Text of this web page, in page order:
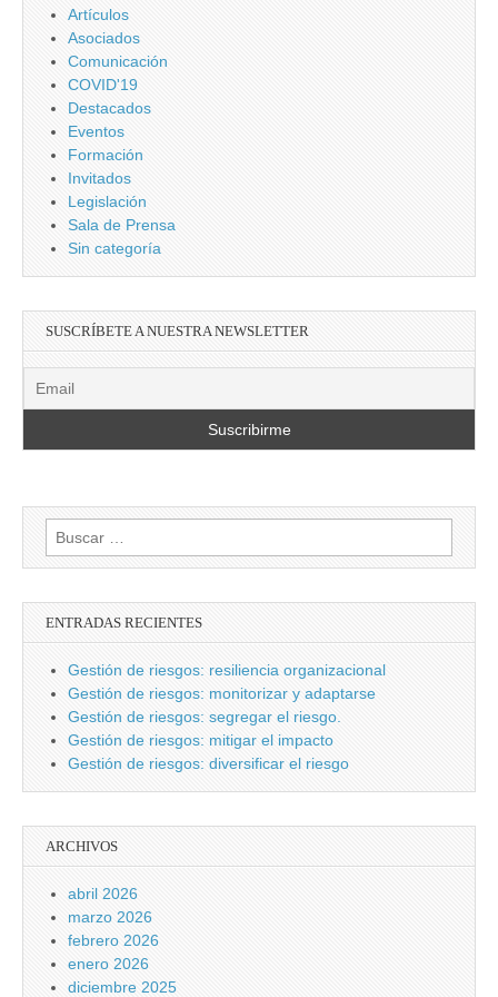
Artículos
Asociados
Comunicación
COVID'19
Destacados
Eventos
Formación
Invitados
Legislación
Sala de Prensa
Sin categoría
SUSCRÍBETE A NUESTRA NEWSLETTER
Buscar:
ENTRADAS RECIENTES
Gestión de riesgos: resiliencia organizacional
Gestión de riesgos: monitorizar y adaptarse
Gestión de riesgos: segregar el riesgo.
Gestión de riesgos: mitigar el impacto
Gestión de riesgos: diversificar el riesgo
ARCHIVOS
abril 2026
marzo 2026
febrero 2026
enero 2026
diciembre 2025